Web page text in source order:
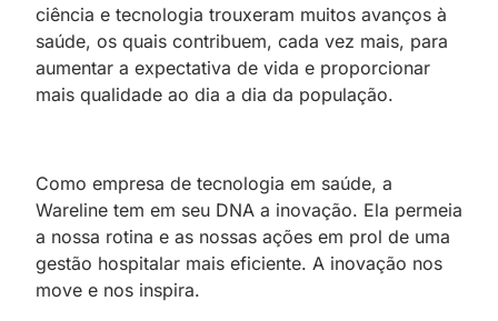
ciência e tecnologia trouxeram muitos avanços à
saúde, os quais contribuem, cada vez mais, para
aumentar a expectativa de vida e proporcionar
mais qualidade ao dia a dia da população.
Como empresa de tecnologia em saúde, a
Wareline tem em seu DNA a inovação. Ela permeia
a nossa rotina e as nossas ações em prol de uma
gestão hospitalar mais eficiente. A inovação nos
move e nos inspira.